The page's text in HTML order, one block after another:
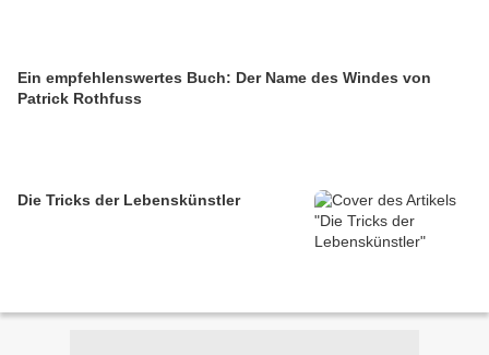
Ein empfehlenswertes Buch: Der Name des Windes von
Patrick Rothfuss
Die Tricks der Lebenskünstler